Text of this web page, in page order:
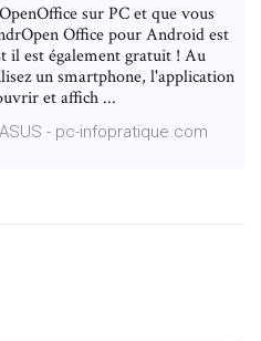
sur PC et que vous
Office pour Android est
il est également gratuit ! Au
un smartphone, l'application
et affich ...
ASUS - pc-infopratique.com